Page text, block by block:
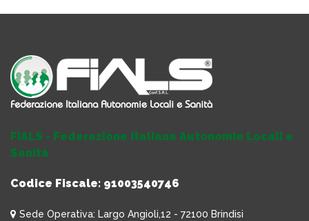
FIALS - Federazione Italiana Autonomie Locali e
Sanità
Codice Fiscale: 91003540746
Sede Operativa: Largo Angioli,12 - 72100 Brindisi